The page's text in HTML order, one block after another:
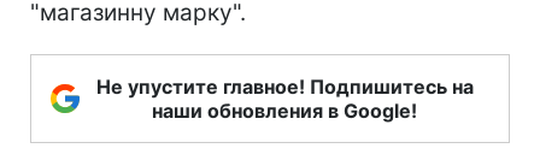
"магазинну марку".
Не упустите главное! Подпишитесь на
наши обновления в Google!